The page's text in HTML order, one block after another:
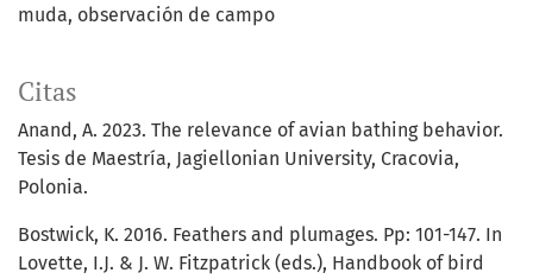
muda observación de campo
Citas
Anand, A. 2023. The relevance of avian bathing behavior.
Tesis de Maestría, Jagiellonian University, Cracovia,
Polonia.
Bostwick, K. 2016. Feathers and plumages. Pp: 101-147. In
Lovette, I.J. & J. W. Fitzpatrick (eds.), Handbook of bird